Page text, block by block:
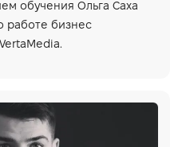
обучения Ольга Саха
работе бизнес